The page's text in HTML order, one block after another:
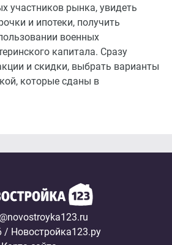
участников рынка, увидеть
и ипотеки, получить
военных
капитала. Сразу
и скидки, выбрать варианты
которые сданы в
/ Новостройка123.ру